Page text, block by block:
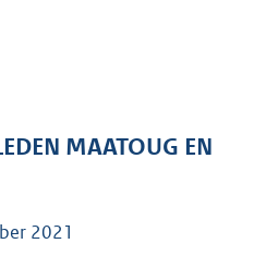
K
MAATOUG EN
2021